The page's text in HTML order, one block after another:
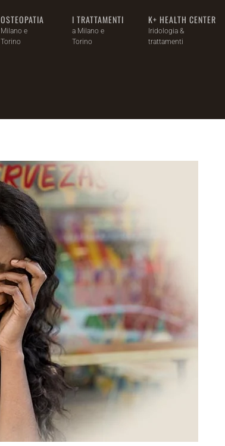
OSTEOPATIA
Milano e
Torino
I TRATTAMENTI
a Milano e
Torino
K+ HEALTH CENTER
Iridologia &
trattamenti